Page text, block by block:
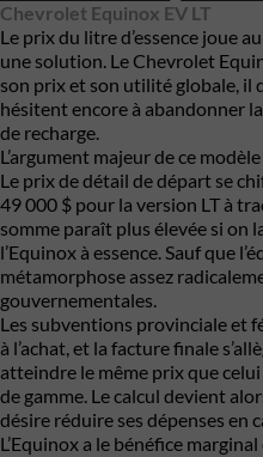
Chevrolet Equinox EV LT
Le prix du litre d’essence joue
une solution. Le Chevrolet
son prix et son utilité globale, il
hésitent encore à abandonner
de recharge.
L’argument majeur de ce
Le prix de détail de départ se
49 000 $ pour la version LT à
somme paraît plus élevée si on
l’Equinox à essence. Sauf que
métamorphose assez
gouvernementales.
Les subventions provinciale et
à l’achat, et la facture finale
atteindre le même prix que celui
de gamme. Le calcul devient
désire réduire ses dépenses en
L’Equinox a le bénéfice